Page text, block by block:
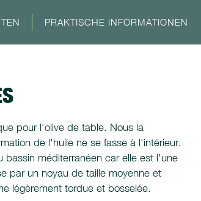
PRAKTISCHE INFORMATIONEN
pour l'olive de table. Nous la
de l'huile ne se fasse à l'intérieur.
méditerranéen car elle est l'une
par un noyau de taille moyenne et
légèrement tordue et bosselée.